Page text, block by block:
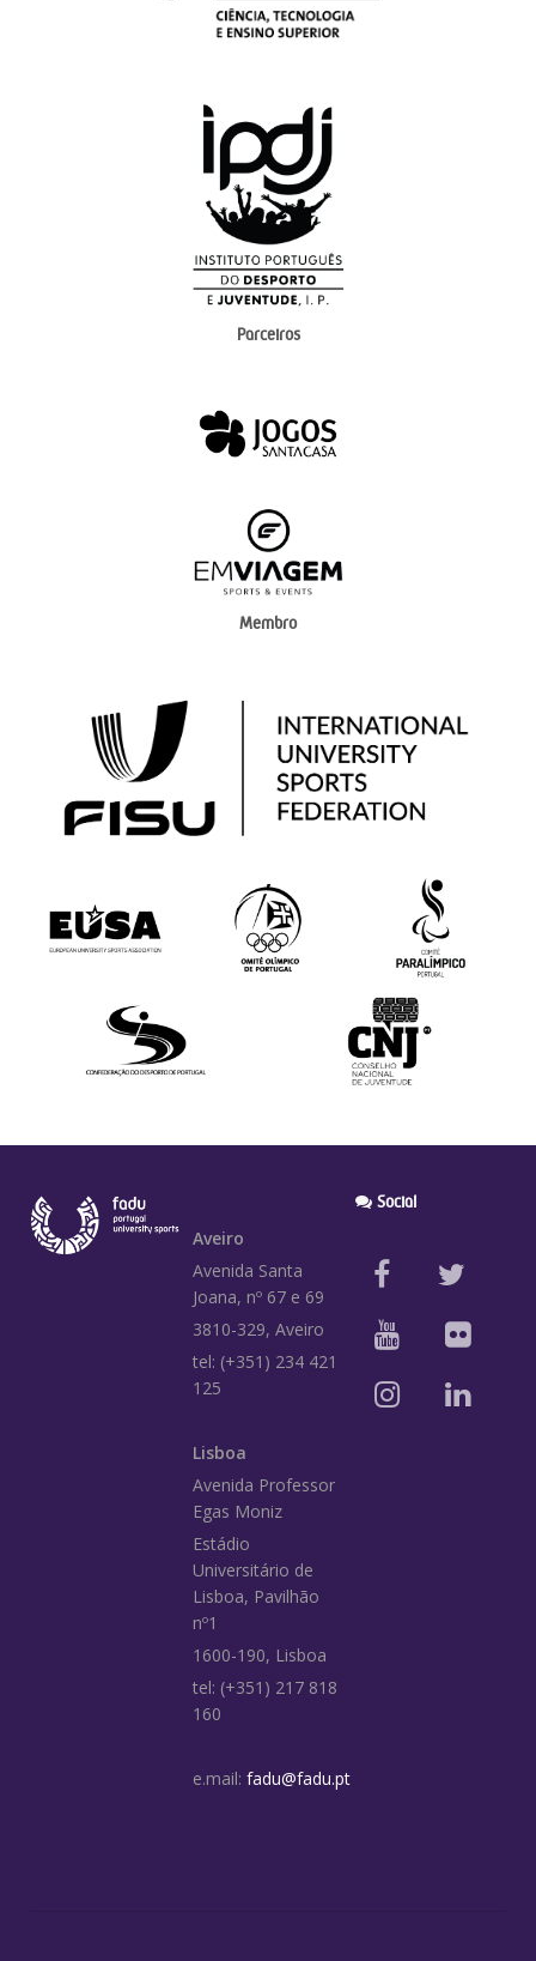
Parceiros
Membro
Aveiro
Avenida Santa
Joana, nº 67 e 69
3810-329, Aveiro
tel: (+351) 234 421
125
Lisboa
Avenida Professor
Egas Moniz
Estádio
Universitário de
Lisboa, Pavilhão
nº1
1600-190, Lisboa
tel: (+351) 217 818
160
e.mail: fadu@fadu.pt
Social